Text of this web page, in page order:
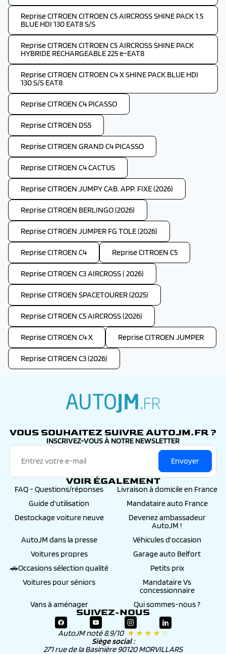
Reprise CITROEN CITROEN C5 AIRCROSS SHINE PACK 1.5
BLUE HDI 130 EAT8 S/S
Reprise CITROEN CITROEN C5 AIRCROSS SHINE PACK
HYBRIDE RECHARGEABLE 225 e-EAT8
Reprise CITROEN CITROEN C4 X SHINE PACK BLUE HDI
130 S/S EAT8
Reprise CITROEN C4 PICASSO
Reprise CITROEN DS5
Reprise CITROEN GRAND C4 PICASSO
Reprise CITROEN C4 CACTUS
Reprise CITROEN JUMPY CAB. APP. FIXE (2026)
Reprise CITROEN BERLINGO (2026)
Reprise CITROEN JUMPER FG TOLE (2026)
Reprise CITROEN C4 Reprise CITROEN C5
Reprise CITROEN C3 AIRCROSS ( 2026)
Reprise CITROEN SPACETOURER (2025)
Reprise CITROEN C5 AIRCROSS (2026)
Reprise CITROEN C4 X Reprise CITROEN JUMPER
Reprise CITROEN C3 (2026)
VOUS SOUHAITEZ SUIVRE AUTOJM.FR ?
INSCRIVEZ-VOUS À NOTRE NEWSLETTER
Envoyer
VOIR ÉGALEMENT
FAQ - Questions/réponses
Livraison à domicile en France
Guide d'utilisation
Mandataire auto France
Destockage voiture neuve
Devenez ambassadeur
AutoJM !
AutoJM dans la presse
Véhicules d'occasion
Voitures propres
Garage auto Belfort
🚗Occasions sélection qualité
Petits prix
Voitures pour séniors
Mandataire Vs
concessionnaire
Vans à aménager
Qui sommes-nous ?
SUIVEZ-NOUS
AutoJM noté 8.9/10 ★ ★ ★ ★ ☆
Siège social :
271 rue de la Basinière 90120 MORVILLARS